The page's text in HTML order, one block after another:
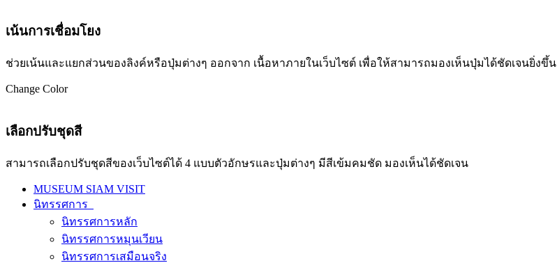
เน้นการเชื่อมโยง
ช่วยเน้นและแยกส่วนของลิงค์หรือปุ่มต่างๆ ออกจาก เนื้อหาภายในเว็บไซต์ เพื่อให้สามารถมองเห็นปุ่มได้ชัดเจนยิ่งขึ้น
Change Color
เลือกปรับชุดสี
สามารถเลือกปรับชุดสีของเว็บไซต์ได้ 4 แบบตัวอักษรและปุ่มต่างๆ มีสีเข้มคมชัด มองเห็นได้ชัดเจน
MUSEUM SIAM VISIT
นิทรรศการ
นิทรรศการหลัก
นิทรรศการหมุนเวียน
นิทรรศการเสมือนจริง